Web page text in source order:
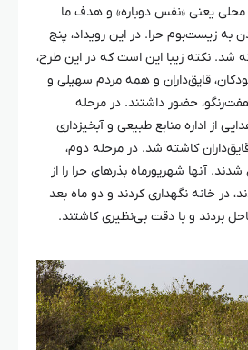
یعنی «نفس دوباره» و هدف ما
زیست‌بومحرا. در این رویداد، پنج
نکته زیبا این است که در این طرح،
قایق‌داران و همه مردم سهیلی و
، حضور داشتند. در مرحله
اداره منابع طبیعی و آبخیزداری
کاشته شد. در مرحله دوم،
آنها شهریورماه بذرهایحرارا از
خانه نگهداری کردند و دو ماه بعد
و با دقت بی‌نظیری کاشتند.